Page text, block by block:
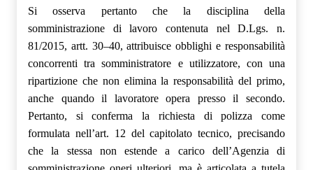
Si osserva pertanto che la disciplina della
somministrazione di lavoro contenuta nel D.Lgs. n.
81/2015, artt. 30–40, attribuisce obblighi e responsabilità
concorrenti tra somministratore e utilizzatore, con una
ripartizione che non elimina la responsabilità del primo,
anche quando il lavoratore opera presso il secondo.
Pertanto, si conferma la richiesta di polizza come
formulata nell’art. 12 del capitolato tecnico, precisando
che la stessa non estende a carico dell’Agenzia di